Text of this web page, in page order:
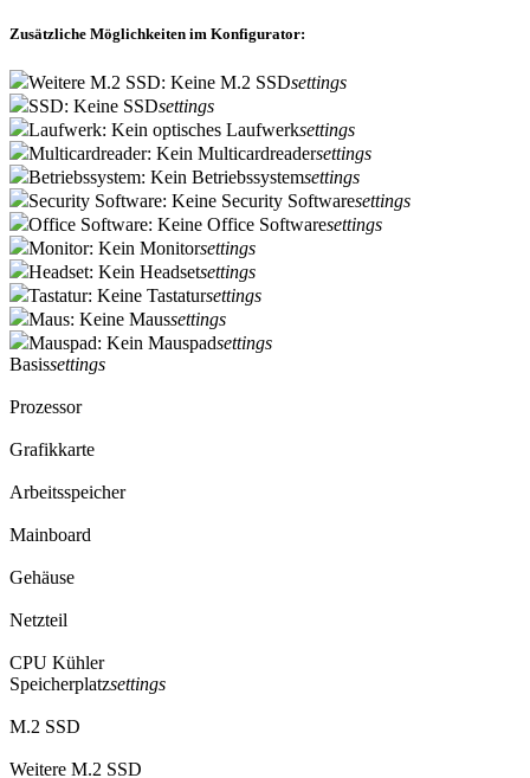
Zusätzliche Möglichkeiten im Konfigurator:
Weitere M.2 SSD: Keine M.2 SSDsettings
SSD: Keine SSDsettings
Laufwerk: Kein optisches Laufwerksettings
Multicardreader: Kein Multicardreadersettings
Betriebssystem: Kein Betriebssystemsettings
Security Software: Keine Security Softwaresettings
Office Software: Keine Office Softwaresettings
Monitor: Kein Monitorsettings
Headset: Kein Headsetsettings
Tastatur: Keine Tastatursettings
Maus: Keine Maussettings
Mauspad: Kein Mauspadsettings
Basissettings
Prozessor
Grafikkarte
Arbeitsspeicher
Mainboard
Gehäuse
Netzteil
CPU Kühler
Speicherplatzsettings
M.2 SSD
Weitere M.2 SSD